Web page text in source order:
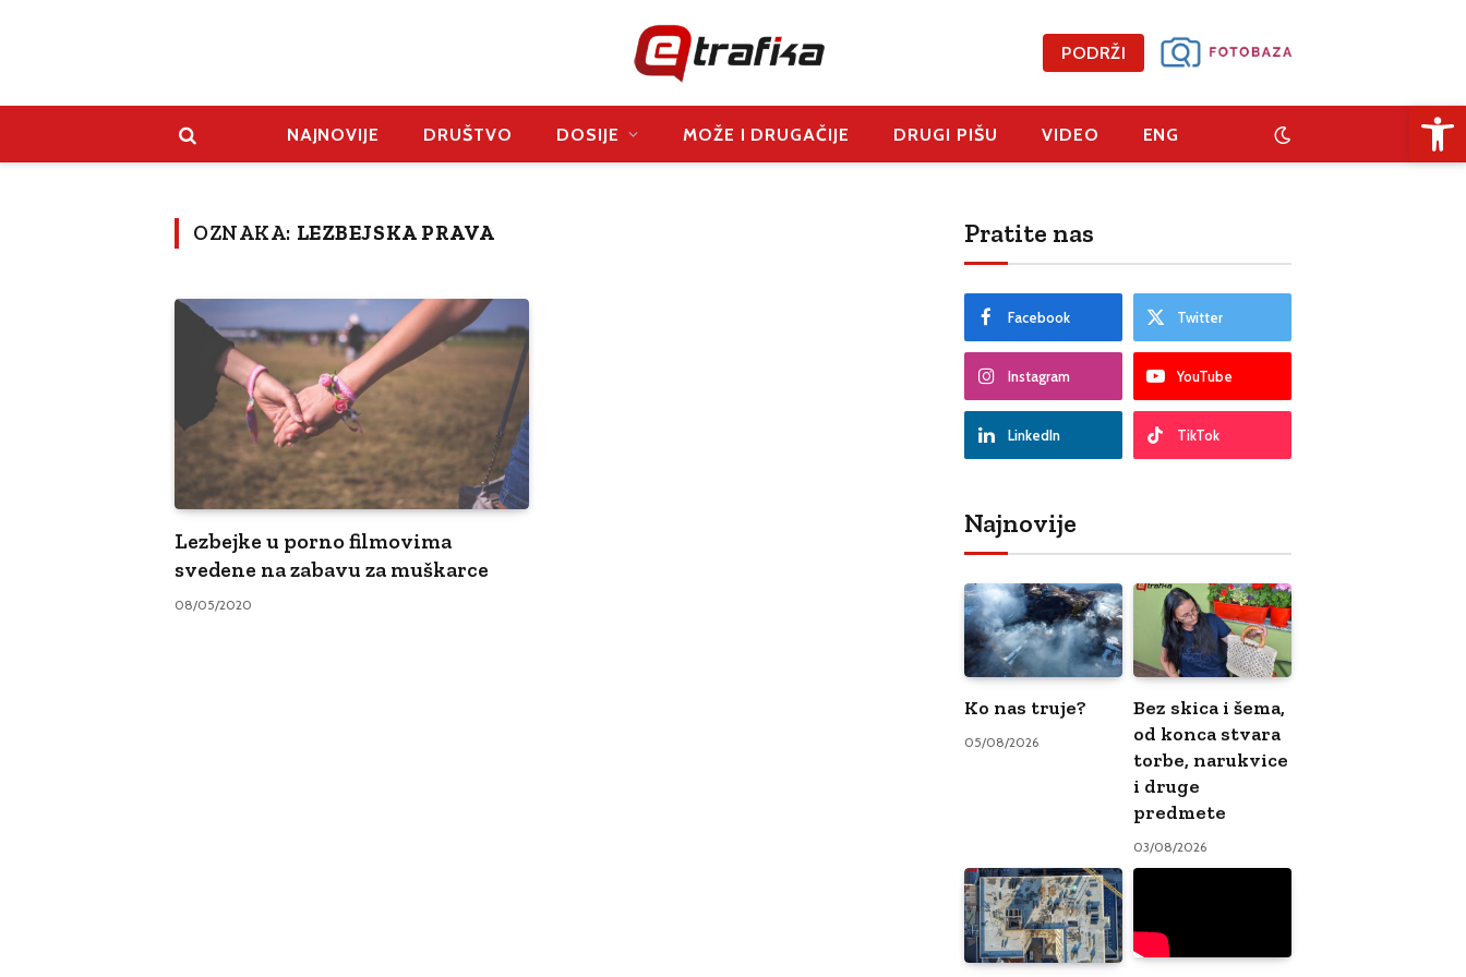
PODRŽI
NAJNOVIJE DRUŠTVO DOSIJE MOŽE I DRUGAČIJE DRUGI PIŠU VIDEO ENG
OZNAKA: LEZBEJSKA PRAVA
Lezbejke u porno filmovima
svedene na zabavu za muškarce
08/05/2020
Pratite nas
Facebook Twitter
Instagram YouTube
LinkedIn TikTok
Najnovije
Ko nas truje?
05/08/2026
Bez skica i šema,
od konca stvara
torbe, narukvice
i druge
predmete
03/08/2026